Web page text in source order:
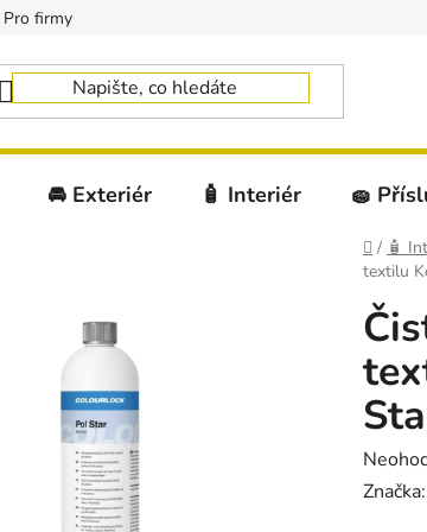
Pro firmy
🚘 Exteriér 🧴 Interiér 🧽
Domů
/ 🧴
textilu